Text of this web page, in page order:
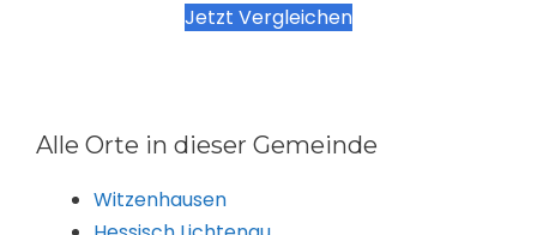
Jetzt Vergleichen
Alle Orte in dieser Gemeinde
Witzenhausen